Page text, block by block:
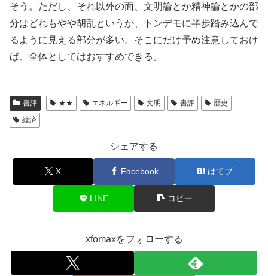
そう。ただし、それ以外の面、文明論とか精神論とかの部
分はどれもやや胡乱というか、トンデモに半歩踏み込んで
るように見える部分が多い。そこにだけ予め注意しておけ
ば、全体としてはおすすめできる。
書評 ★★ エネルギー 文明 書評
歴史
経済
シェアする
X Facebook はてブ
LINE コピー
xfomaxをフォローする